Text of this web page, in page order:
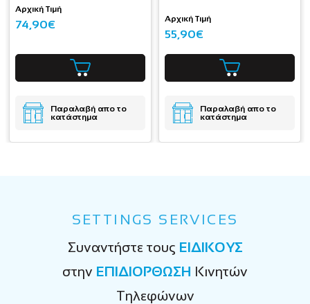
Αρχική Τιμή
74,90€
Παραλαβή απο το
κατάστημα
Αρχική Τιμή
55,90€
Παραλαβή απο το
κατάστημα
SETTINGS SERVICES
Συναντήστε τους ΕΙΔΙΚΟΥΣ
στην ΕΠΙΔΙΟΡΘΩΣΗ Κινητών
Τηλεφώνων